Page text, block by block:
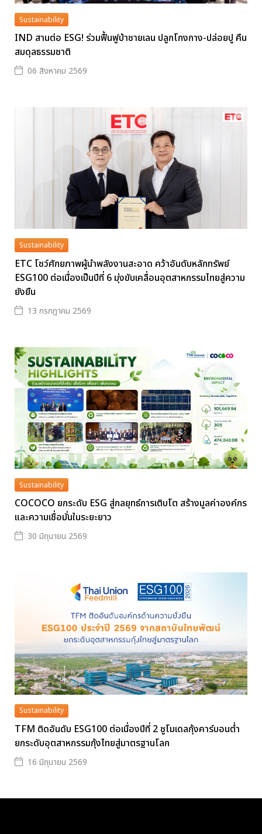
Sustainability
IND สานต่อ ESG! ร่วมฟื้นฟูป่าชายเลน ปลูกโกงกาง-ปล่อยปู คืน
สมดุลธรรมชาติ
06 สิงหาคม 2569
Sustainability
ETC โชว์ศักยภาพผู้นำพลังงานสะอาด คว้าอันดับหลักทรัพย์
ESG100 ต่อเนื่องเป็นปีที่ 6 มุ่งขับเคลื่อนอุตสาหกรรมไทยสู่ความ
ยังยืน
13 กรกฎาคม 2569
Sustainability
COCOCO ยกระดับ ESG สู่กลยุทธ์การเติบโต สร้างมูลค่าองค์กร
และความเชื่อมั่นในระยะยาว
30 มิถุนายน 2569
Sustainability
TFM ติดอันดับ ESG100 ต่อเนื่องปีที่ 2 ชูโมเดลกุ้งคาร์บอนต่ำ
ยกระดับอุตสาหกรรมกุ้งไทยสู่มาตรฐานโลก
16 มิถุนายน 2569